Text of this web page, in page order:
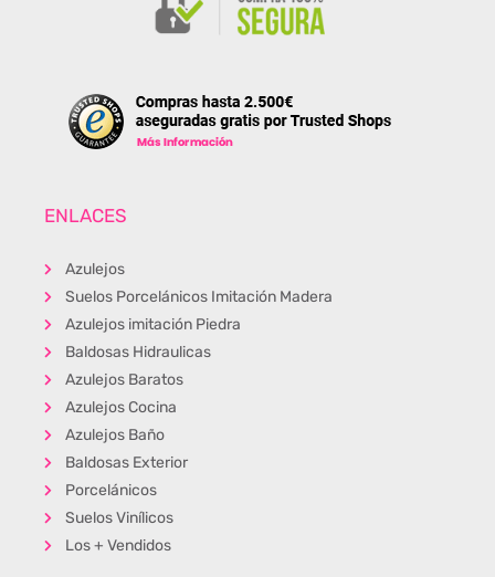
ENLACES
Azulejos
Suelos Porcelánicos Imitación Madera
Azulejos imitación Piedra
Baldosas Hidraulicas
Azulejos Baratos
Azulejos Cocina
Azulejos Baño
Baldosas Exterior
Porcelánicos
Suelos Vinílicos
Los + Vendidos